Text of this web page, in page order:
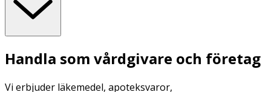
Handla som vårdgivare och företag
Vi erbjuder läkemedel, apoteksvaror,